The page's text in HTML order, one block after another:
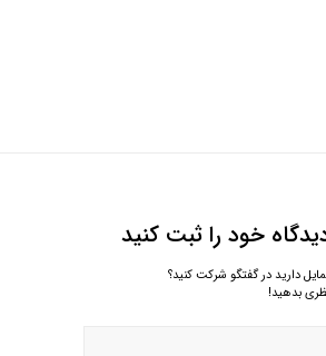
خود را ثبت کنید
دارید در گفتگو شرکت کنید؟
بدهید!